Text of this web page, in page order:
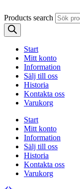
Products search
Start
Mitt konto
Information
Sälj till oss
Historia
Kontakta oss
Varukorg
Start
Mitt konto
Information
Sälj till oss
Historia
Kontakta oss
Varukorg